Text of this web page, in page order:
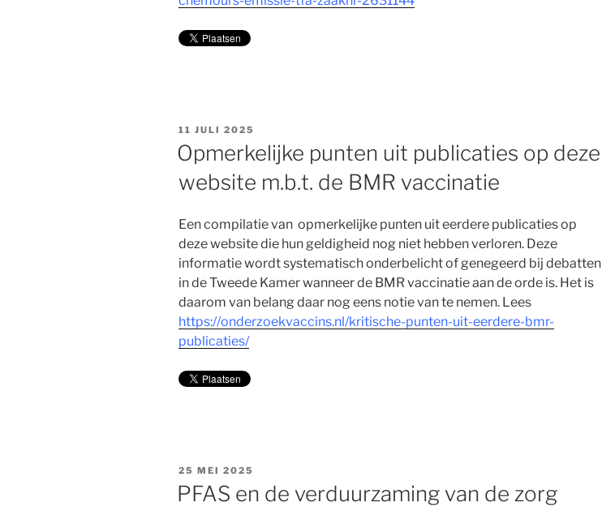
GEPLAATST
OP
11 JULI 2025
Opmerkelijke punten uit publicaties op deze
website m.b.t. de BMR vaccinatie
Een compilatie van opmerkelijke punten uit eerdere publicaties op
deze website die hun geldigheid nog niet hebben verloren. Deze
informatie wordt systematisch onderbelicht of genegeerd bij debatten
in de Tweede Kamer wanneer de BMR vaccinatie aan de orde is. Het is
daarom van belang daar nog eens notie van te nemen. Lees
https://onderzoekvaccins.nl/kritische-punten-uit-eerdere-bmr-
publicaties/
GEPLAATST
OP
25 MEI 2025
PFAS en de verduurzaming van de zorg